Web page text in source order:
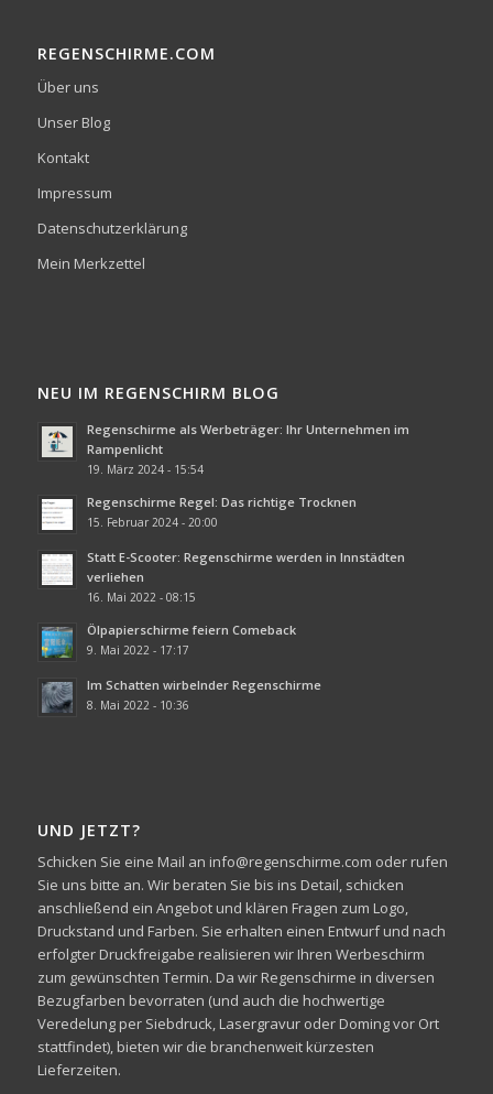
REGENSCHIRME.COM
Über uns
Unser Blog
Kontakt
Impressum
Datenschutzerklärung
Mein Merkzettel
NEU IM REGENSCHIRM BLOG
Regenschirme als Werbeträger: Ihr Unternehmen im
Rampenlicht
19. März 2024 - 15:54
Regenschirme Regel: Das richtige Trocknen
15. Februar 2024 - 20:00
Statt E-Scooter: Regenschirme werden in Innstädten
verliehen
16. Mai 2022 - 08:15
Ölpapierschirme feiern Comeback
9. Mai 2022 - 17:17
Im Schatten wirbelnder Regenschirme
8. Mai 2022 - 10:36
UND JETZT?
Schicken Sie eine Mail an info@regenschirme.com oder rufen
Sie uns bitte an. Wir beraten Sie bis ins Detail, schicken
anschließend ein Angebot und klären Fragen zum Logo,
Druckstand und Farben. Sie erhalten einen Entwurf und nach
erfolgter Druckfreigabe realisieren wir Ihren Werbeschirm
zum gewünschten Termin. Da wir Regenschirme in diversen
Bezugfarben bevorraten (und auch die hochwertige
Veredelung per Siebdruck, Lasergravur oder Doming vor Ort
stattfindet), bieten wir die branchenweit kürzesten
Lieferzeiten.